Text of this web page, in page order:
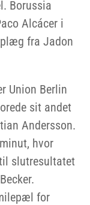
Borussia
Alcácer i
fra Jadon
Union Berlin
sit andet
Andersson.
hvor
slutresultatet
for